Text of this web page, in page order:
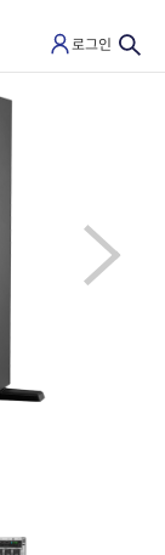
로그인